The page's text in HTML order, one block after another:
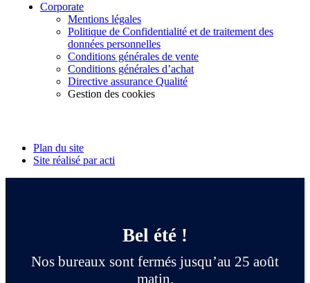
Corporate
Mentions légales
Politique de Confidentialité et de traitement des
données personnelles
Conditions générales de vente
Conditions générales d’achat
Directive assurance Qualité
Gestion des cookies
Plan du site
Site réalisé par acti
Bel été !
Nos bureaux sont fermés jusqu’au 25 août
matin.